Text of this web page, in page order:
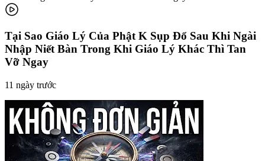
Tại Sao Giáo Lý Của Phật K Sụp Đổ Sau Khi Ngài
Nhập Niết Bàn Trong Khi Giáo Lý Khác Thì Tan
Vỡ Ngay
11 ngày trước